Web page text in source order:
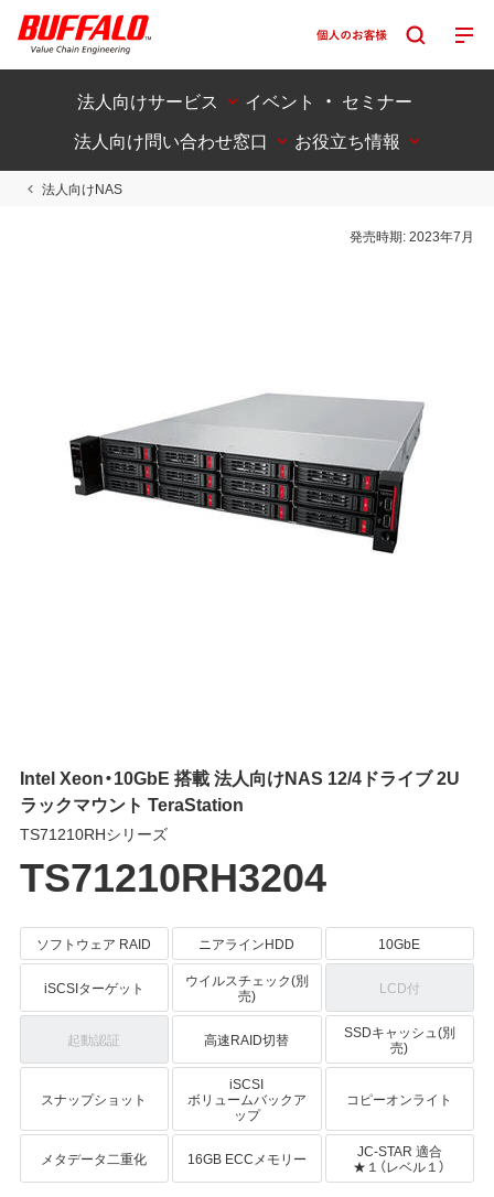
法人向けサービス
イベント ・ セミナー
法人向け問い合わせ窓口
お役立ち情報
法人向けNAS
発売時期:2023年7月
Intel Xeon・10GbE 搭載 法人向けNAS 12/4ドライブ 2U
ラックマウント TeraStation
TS71210RHシリーズ
TS71210RH3204
ソフトウェア RAID ニアラインHDD 10GbE
iSCSIターゲット ウイルスチェック(別
売) LCD付
起動認証 高速RAID切替 SSDキャッシュ(別
売)
スナップショット
iSCSI
ボリュームバックア
ップ
コピーオンライト
メタデータ二重化 16GB ECCメモリー JC-STAR 適合
★１（レベル１）